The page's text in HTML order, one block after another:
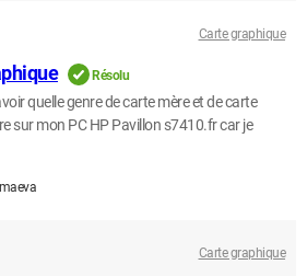
Carte graphique
Résolu
quelle genre de carte mère et de carte
sur mon PC HP Pavillon s7410.fr car je
Carte graphique